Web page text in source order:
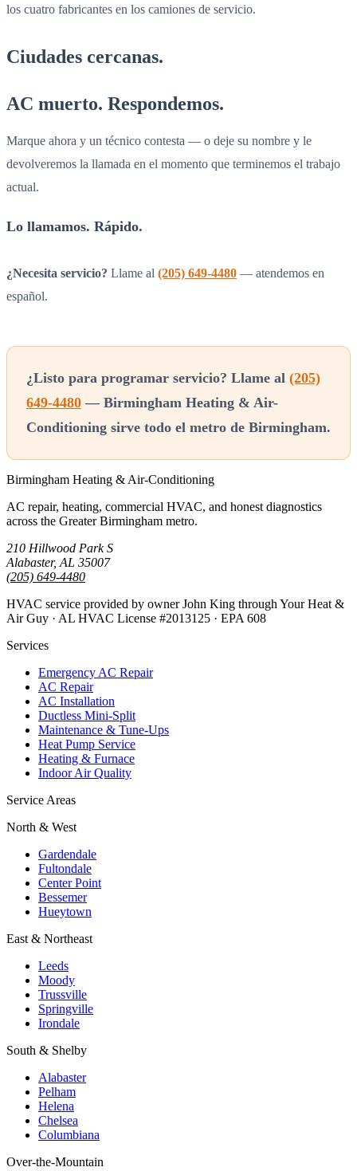
los cuatro fabricantes en los camiones de servicio.
Ciudades cercanas.
AC muerto. Respondemos.
Marque ahora y un técnico contesta — o deje su nombre y le
devolveremos la llamada en el momento que terminemos el trabajo
actual.
Lo llamamos. Rápido.
¿Necesita servicio? Llame al (205) 649-4480 — atendemos en
español.
¿Listo para programar servicio? Llame al (205)
649-4480 — Birmingham Heating & Air-
Conditioning sirve todo el metro de Birmingham.
Birmingham Heating & Air-Conditioning
AC repair, heating, commercial HVAC, and honest diagnostics
across the Greater Birmingham metro.
210 Hillwood Park S
Alabaster, AL 35007
(205) 649-4480
HVAC service provided by owner John King through Your Heat &
Air Guy · AL HVAC License #2013125 · EPA 608
Services
Emergency AC Repair
AC Repair
AC Installation
Ductless Mini-Split
Maintenance & Tune-Ups
Heat Pump Service
Heating & Furnace
Indoor Air Quality
Service Areas
North & West
Gardendale
Fultondale
Center Point
Bessemer
Hueytown
East & Northeast
Leeds
Moody
Trussville
Springville
Irondale
South & Shelby
Alabaster
Pelham
Helena
Chelsea
Columbiana
Over-the-Mountain